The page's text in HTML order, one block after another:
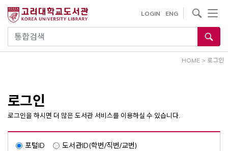
건
통합검색
LOGIN ENG
사이트내 검색
HOME > 로그인
로그인
로그인을 하시면 더 많은 도서관 서비스를 이용하실 수 있습니다.
포털ID 도서관ID(학번/직번/교번)